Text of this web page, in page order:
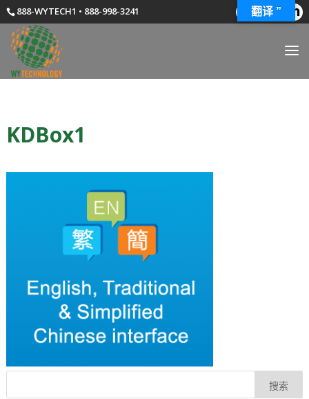
888-WYTECH1 • 888-998-3241
KDBox1
翻译 ”